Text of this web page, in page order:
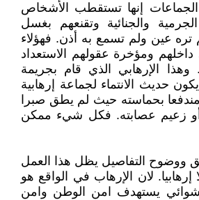
إنها تستقطب الأشخاص
والجنائية وتقنعهم بغسل
تره عين ولم تسمع به أذن. فهؤلاء
ومؤخرة عقولهم الاستعداد
وهذا الإرهابي الذي قام بجريمة
حديث الانتماء لجماعة إرهابية
مندفعا بحماسته حيث لم يطق صبرا
أو زعيم عصابته. فكل شيء ممكن
ووضوح التفاصيل يظل هذا العمل
إرهابيا. لان الإرهاب في الواقع هو
يستهدف امن الوطن وامن